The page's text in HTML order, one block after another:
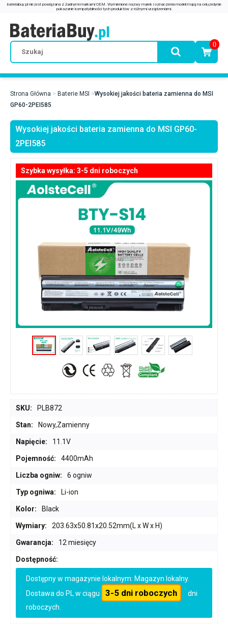
0
Strona Główna Baterie MSI
Wysokiej jakości bateria zamienna do MSI
GP60-2PEI585
Wysokiej jakości bateria zamienna do MSI GP60-
2PEI585
Szybka wysyłka: 3-5 dni roboczych
SKU: PLB872
Stan: Nowy,Zamienny
Napięcie: 11.1V
Pojemność: 4400mAh
Liczba ogniw: 6 ogniw
Typ ogniwa: Li-ion
Kolor: Black
Wymiary: 203.63x50.81x20.52mm(L x W x H)
Gwarancja: 12 miesięcy
Dostępność:
Dostępny w magazynie lokalnym: Magazyn lokalny.
Dostawa do PL w ciągu
3-5 dni roboczych
dni
roboczych.